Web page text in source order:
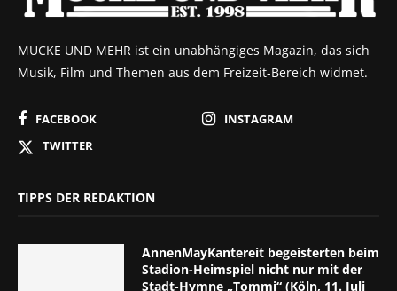
MUCKE UND MEHR ist ein unabhängiges Magazin, das sich
Musik, Film und Themen aus dem Freizeit-Bereich widmet.
FACEBOOK
INSTAGRAM
TWITTER
TIPPS DER REDAKTION
AnnenMayKantereit begeisterten beim
Stadion-Heimspiel nicht nur mit der
Stadt-Hymne „Tommi“ (Köln, 11. Juli